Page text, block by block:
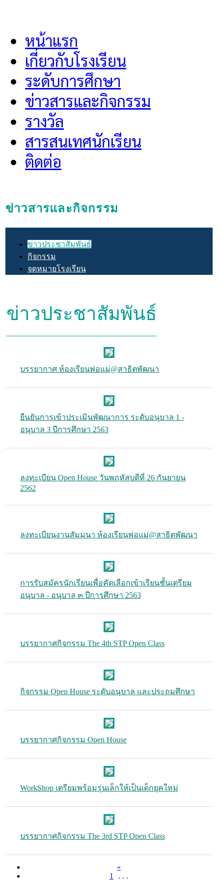
หน้าแรก
เกี่ยวกับโรงเรียน
ระดับการศึกษา
ข่าวสารและกิจกรรม
รางวัล
สารสนเทศนักเรียน
ติดต่อ
ข่าวสารและกิจกรรม
ข่าวประชาสัมพันธ์
กิจกรรม
จดหมายโรงเรียน
ข่าวประชาสัมพันธ์
บรรยากาศ ห้องเรียนพ่อแม่@สาธิตพัฒนา
ยืนยันการเข้าประเมินพัฒนาการ ระดับอนุบาล 1 -
อนุบาล 3 ปีการศึกษา 2563
ลงทะเบียน Open House วันพฤหัสบดีที่ 26 กันยายน
2562
ลงทะเบียนงานสัมมนา ห้องเรียนพ่อแม่@สาธิตพัฒนา
การรับสมัครนักเรียนเพื่อคัดเลือกเข้าเรียนชั้นเตรียม
อนุบาล - อนุบาล ๓ ปีการศึกษา 2563
บรรยากาศกิจกรรม The 4th STP Open Class
กิจกรรม Open House ระดับอนุบาล และประถมศึกษา
บรรยากาศกิจกรรม Open House
WorkShop เตรียมพร้อมรุ่นเล็กให้เป็นเด็กยุคใหม่
บรรยากาศกิจกรรม The 3rd STP Open Class
«
1
. . .